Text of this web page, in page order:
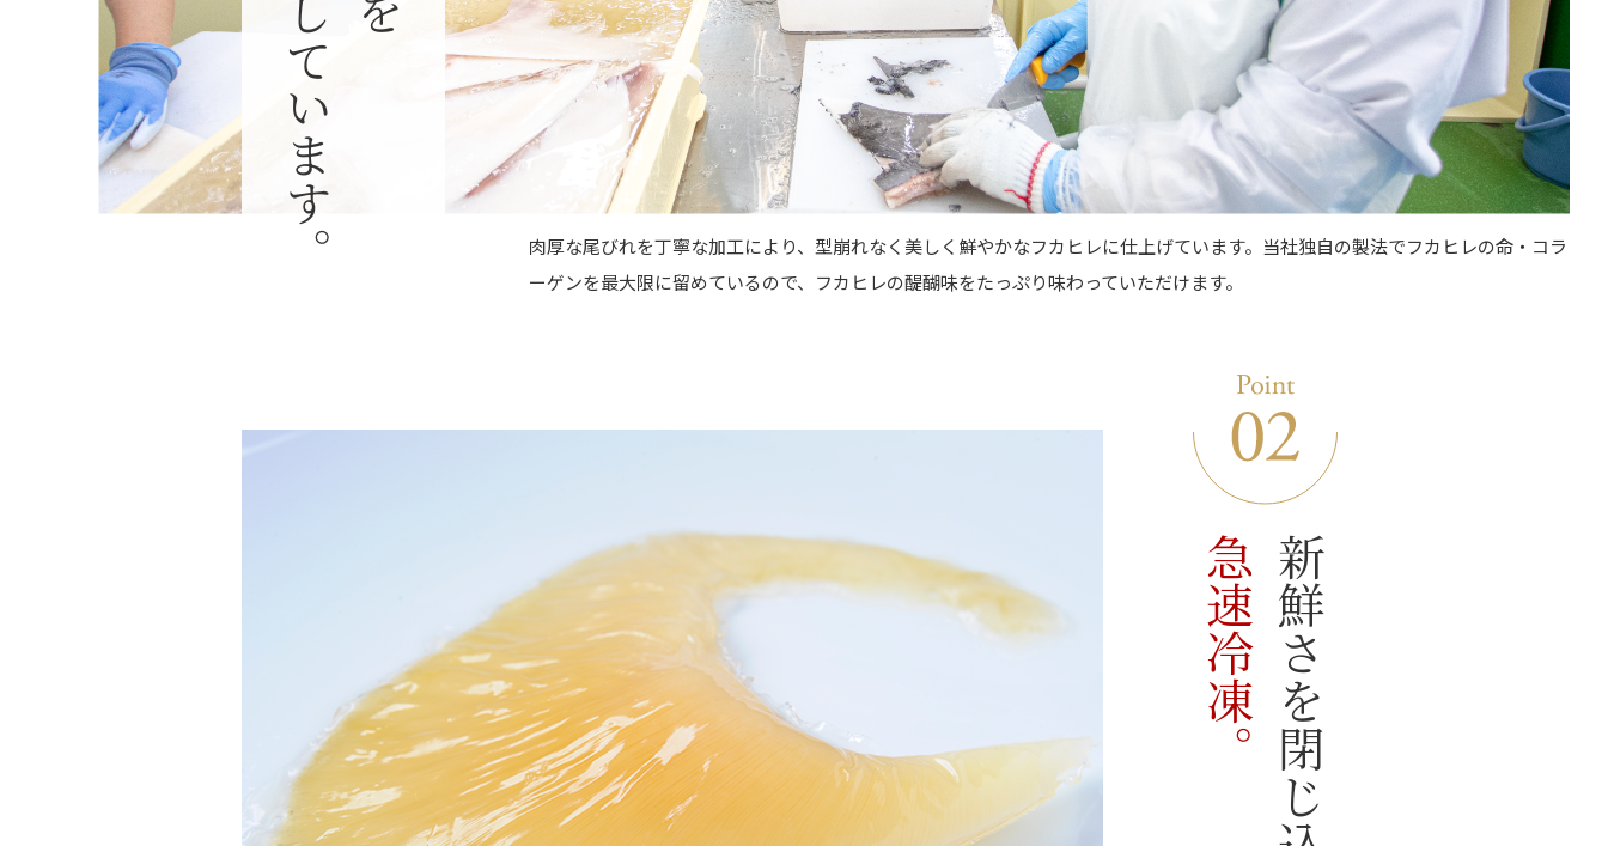
加工しています。
肉厚な尾びれを丁寧な加工により、型崩れなく美しく鮮やかなフカヒレに仕上げています。当社独自の製法でフカヒレの命・コラ
ーゲンを最大限に留めているので、フカヒレの醍醐味をたっぷり味わっていただけます。
新鮮さを閉じ込める
急速冷凍。